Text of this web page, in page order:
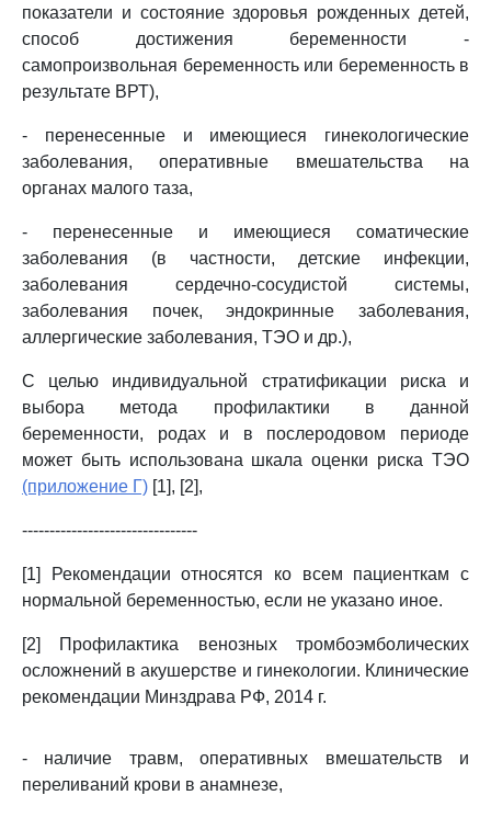
показатели и состояние здоровья рожденных детей,
способ достижения беременности -
самопроизвольная беременность или беременность в
результате ВРТ),
- перенесенные и имеющиеся гинекологические
заболевания, оперативные вмешательства на
органах малого таза,
- перенесенные и имеющиеся соматические
заболевания (в частности, детские инфекции,
заболевания сердечно-сосудистой системы,
заболевания почек, эндокринные заболевания,
аллергические заболевания, ТЭО и др.),
С целью индивидуальной стратификации риска и
выбора метода профилактики в данной
беременности, родах и в послеродовом периоде
может быть использована шкала оценки риска ТЭО
(приложение Г) [1], [2],
--------------------------------
[1] Рекомендации относятся ко всем пациенткам с
нормальной беременностью, если не указано иное.
[2] Профилактика венозных тромбоэмболических
осложнений в акушерстве и гинекологии. Клинические
рекомендации Минздрава РФ, 2014 г.
- наличие травм, оперативных вмешательств и
переливаний крови в анамнезе,